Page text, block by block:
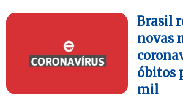
Brasil
novas
óbitos
mil